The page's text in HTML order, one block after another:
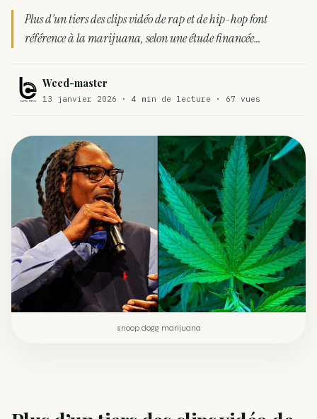
La recette du Space Cake RECETTE
Recette : Préparation du beurre de Marrakech
Comment éviter un joint de partir en cuillère
Étude : L’extrait de cannabis, un traitement efficace
Un fabricant polonais de textiles à base de chanvre
suscite une forte…
ACTU
Plus d’un tiers des clips vidéo de rap et de hip-hop font
référence à la marijuana, selon une étude financée…
Weed-master
13 janvier 2026 · 4 min de lecture · 67 vues
snoop dogg marijuana